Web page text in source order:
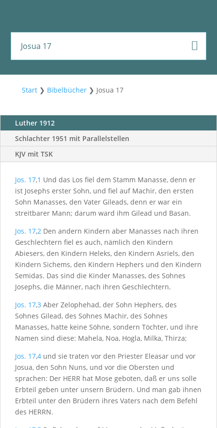
Josua 17
Start❯ Bibelbücher❯ Josua 17
Luther 1912
Schlachter 1951 mit Parallelstellen
KJV mit TSK
Jos. 17,1 Und das Los fiel dem Stamm Manasse, denn er
ist Josephs erster Sohn, und fiel auf Machir, den ersten
Sohn Manasses, den Vater Gileads, denn er war ein
streitbarer Mann; darum ward ihm Gilead und Basan.
Jos. 17,2 Den andern Kindern aber Manasses nach ihren
Geschlechtern fiel es auch, nämlich den Kindern
Abiesers, den Kindern Heleks, den Kindern Asriels, den
Kindern Sichems, den Kindern Hephers und den Kindern
Semidas. Das sind die Kinder Manasses, des Sohnes
Josephs, die Männer, nach ihren Geschlechtern.
Jos. 17,3 Aber Zelophehad, der Sohn Hephers, des
Sohnes Gilead, des Sohnes Machir, des Sohnes
Manasses, hatte keine Söhne, sondern Töchter, und ihre
Namen sind diese: Mahela, Noa, Hogla, Milka, Thirza;
Jos. 17,4 und sie traten vor den Priester Eleasar und vor
Josua, den Sohn Nuns, und vor die Obersten und
sprachen: Der HERR hat Mose geboten, daß er uns solle
Erbteil geben unter unsern Brüdern. Und man gab ihnen
Erbteil unter den Brüdern ihres Vaters nach dem Befehl
des HERRN.